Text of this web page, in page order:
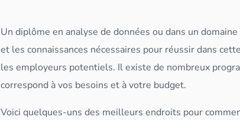
Un diplôme en analyse dedonnées ou dans un
et les connaissances nécessaires pour réussir dans
les employeurs potentiels. Il existe de nombreux
correspond à vos besoins et à votre budget.
Voici quelques-uns des meilleurs endroits pour